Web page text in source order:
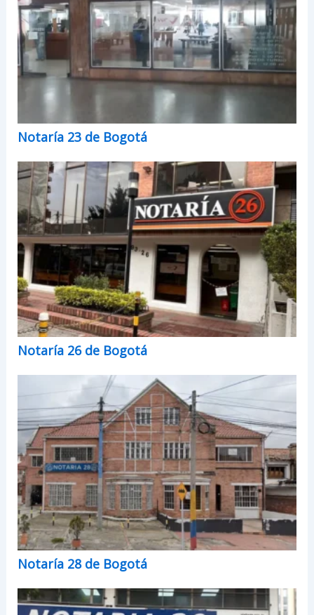
Notaría 23 de Bogotá
Notaría 26 de Bogotá
Notaría 28 de Bogotá